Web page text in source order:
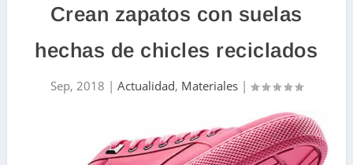
Crean zapatos con suelas
hechas de chicles reciclados
Sep, 2018 | Actualidad, Materiales|